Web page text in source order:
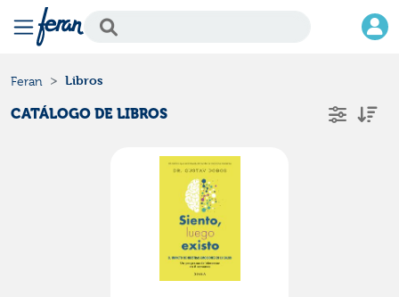
Feran Libros
CATÁLOGO DE LIBROS